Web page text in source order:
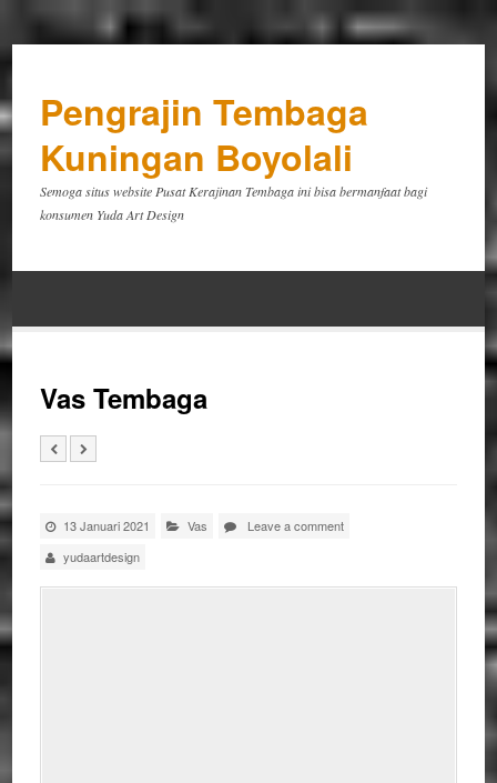
Pengrajin Tembaga
Kuningan Boyolali
Semoga situs website Pusat Kerajinan Tembaga ini bisa bermanfaat bagi
konsumen Yuda Art Design
Vas Tembaga
13 Januari 2021 Vas
Leave a comment
yudaartdesign